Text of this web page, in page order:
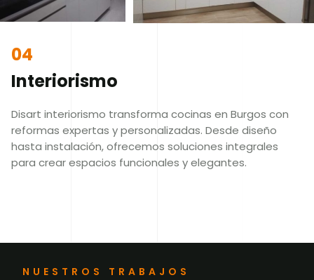
04
Interiorismo
Disart interiorismo transforma cocinas en Burgos con
reformas expertas y personalizadas. Desde diseño
hasta instalación, ofrecemos soluciones integrales
para crear espacios funcionales y elegantes.
NUESTROS TRABAJOS